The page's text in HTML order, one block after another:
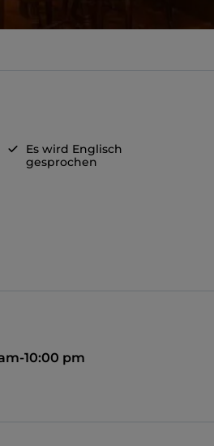
Es wird Englisch
gesprochen
10:00 pm